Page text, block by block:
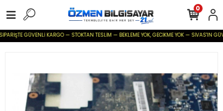
GÜVENLİ KARGO — STOKTAN TESLİM — BEKLEME YOK, GECİKME YOK — SİVAS'IN
0